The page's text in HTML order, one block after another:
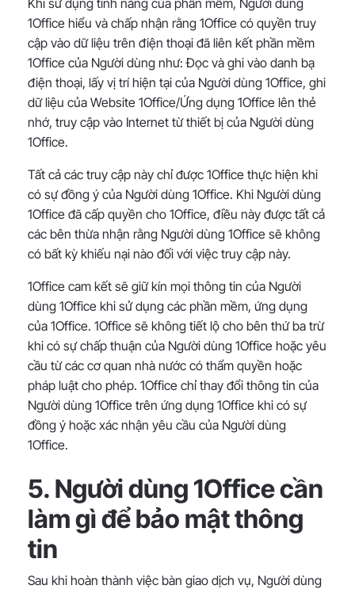
Khi sử dụng tính năng của phần mềm, Người dùng
1Office hiểu và chấp nhận rằng 1Office có quyền truy
cập vào dữ liệu trên điện thoại đã liên kết phần mềm
1Office của Người dùng như: Đọc và ghi vào danh bạ
điện thoại, lấy vị trí hiện tại của Người dùng 1Office, ghi
dữ liệu của Website 1Office/Ứng dụng 1Office lên thẻ
nhớ, truy cập vào Internet từ thiết bị của Người dùng
1Office.
Tất cả các truy cập này chỉ được 1Office thực hiện khi
có sự đồng ý của Người dùng 1Office. Khi Người dùng
1Office đã cấp quyền cho 1Office, điều này được tất cả
các bên thừa nhận rằng Người dùng 1Office sẽ không
có bất kỳ khiếu nại nào đối với việc truy cập này.
1Office cam kết sẽ giữ kín mọi thông tin của Người
dùng 1Office khi sử dụng các phần mềm, ứng dụng
của 1Office. 1Office sẽ không tiết lộ cho bên thứ ba trừ
khi có sự chấp thuận của Người dùng 1Office hoặc yêu
cầu từ các cơ quan nhà nước có thẩm quyền hoặc
pháp luật cho phép. 1Office chỉ thay đổi thông tin của
Người dùng 1Office trên ứng dụng 1Office khi có sự
đồng ý hoặc xác nhận yêu cầu của Người dùng
1Office.
5. Người dùng 1Office cần
làm gì để bảo mật thông
tin
Sau khi hoàn thành việc bàn giao dịch vụ, Người dùng